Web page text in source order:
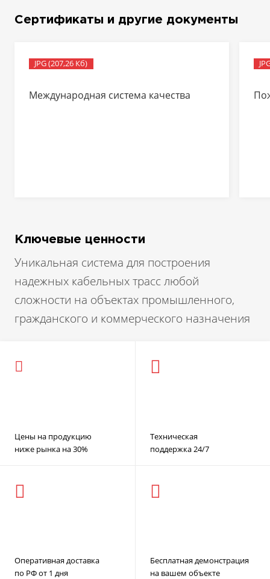
Сертификаты и другие документы
JPG (207,26 Кб)
Международная система качества
Ключевые ценности
Уникальная система для построения
надежных кабельных трасс любой
сложности на объектах промышленного,
гражданского и коммерческого назначения
Цены на продукцию
ниже рынка на 30%
Техническая
поддержка 24/7
Оперативная доставка
по РФ от 1 дня
Бесплатная демонстрация
на вашем объекте